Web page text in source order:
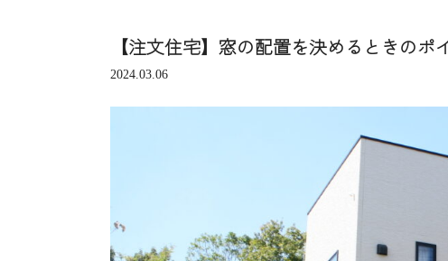
【注文住宅】窓の配置を決めるときのポ
2024.03.06